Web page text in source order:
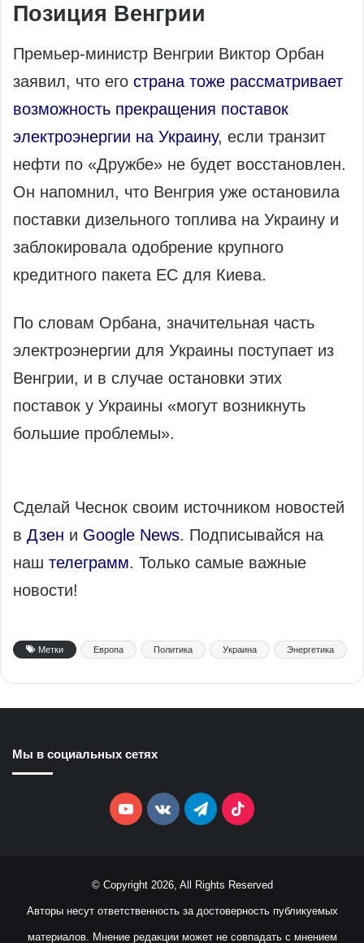
Позиция Венгрии
Премьер-министр Венгрии Виктор Орбан
заявил, что его страна тоже рассматривает
возможность прекращения поставок
электроэнергии на Украину, если транзит
нефти по «Дружбе» не будет восстановлен.
Он напомнил, что Венгрия уже остановила
поставки дизельного топлива на Украину и
заблокировала одобрение крупного
кредитного пакета ЕС для Киева.
По словам Орбана, значительная часть
электроэнергии для Украины поступает из
Венгрии, и в случае остановки этих
поставок у Украины «могут возникнуть
большие проблемы».
Сделай Чеснок своим источником новостей
в Дзен и Google News. Подписывайся на
наш телеграмм. Только самые важные
новости!
Метки Европа Политика Украина Энергетика
Мы в социальных сетях
YouTubevk.comTelegramTikTok
© Copyright 2026, All Rights Reserved
Авторы несут ответственность за достоверность публикуемых
материалов. Мнение редакции может не совпадать с мнением